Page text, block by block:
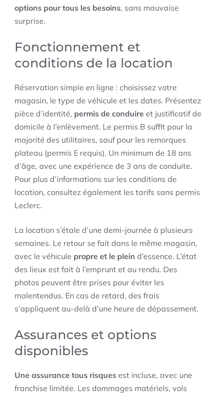
options pour tous les besoins, sans mauvaise
surprise.
Fonctionnement et
conditions de la location
Réservation simple en ligne : choisissez votre
magasin, le type de véhicule et les dates. Présentez
pièce d’identité, permis de conduire et justificatif de
domicile à l’enlèvement. Le permis B suffit pour la
majorité des utilitaires, sauf pour les remorques
plateau (permis E requis). Un minimum de 18 ans
d’âge, avec une expérience de 3 ans de conduite.
Pour plus d’informations sur les conditions de
location, consultez également les tarifs sans permis
Leclerc.
La location s’étale d’une demi-journée à plusieurs
semaines. Le retour se fait dans le même magasin,
avec le véhicule propre et le plein d’essence. L’état
des lieux est fait à l’emprunt et au rendu. Des
photos peuvent être prises pour éviter les
malentendus. En cas de retard, des frais
s’appliquent au-delà d’une heure de dépassement.
Assurances et options
disponibles
Une assurance tous risques est incluse, avec une
franchise limitée. Les dommages matériels, vols